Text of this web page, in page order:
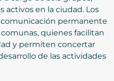
activos en la ciudad. Los
permanente
quienes facilitan
y permiten concertar
de las actividades